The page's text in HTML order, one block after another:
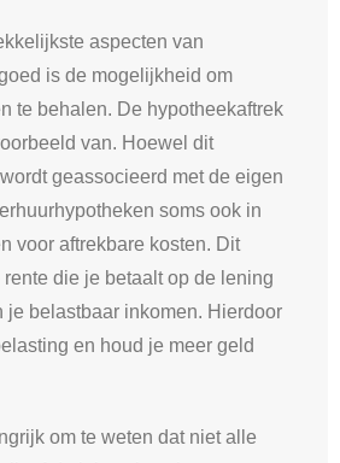
aspecten van
is de mogelijkheid om
te behalen. De hypotheekaftrek
van. Hoewel dit
geassocieerd met de eigen
soms ook in
voor aftrekbare kosten. Dit
rente die je betaalt op de lening
je belastbaar inkomen. Hierdoor
en houd je meer geld
om te weten dat niet alle